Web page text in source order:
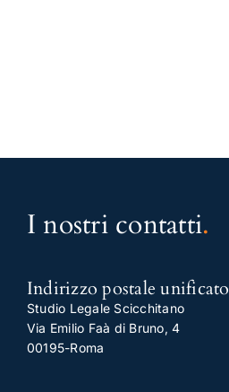
I nostri contatti.
Indirizzo postale unificato
Studio Legale Scicchitano
Via Emilio Faà di Bruno, 4
00195-Roma